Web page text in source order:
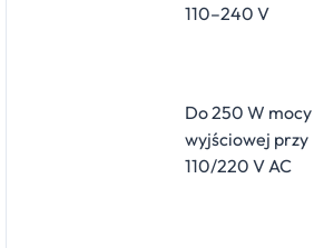
110–240 V
Do 250 W mocy
wyjściowej przy
110/220 V AC